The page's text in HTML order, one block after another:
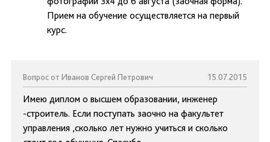
Прием на обучение осуществляется на первый
курс.
Вопрос от Иванов Сергей Петрович 15.07.2015
Имею диплом о высшем образовании, инженер
-строитель. Если поступать заочно на факультет
управления ,сколько лет нужно учиться и сколько